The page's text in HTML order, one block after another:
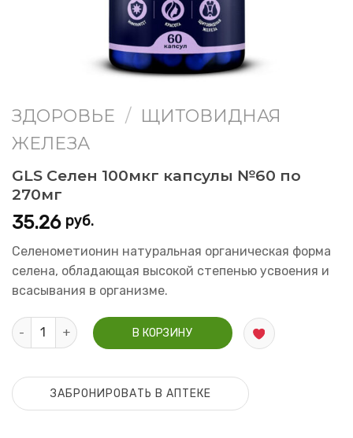
ЗДОРОВЬЕ / ЩИТОВИДНАЯ
ЖЕЛЕЗА
GLS Селен 100мкг капсулы №60 по
270мг
35.26 руб.
Селенометионин натуральная органическая форма
селена, обладающая высокой степенью усвоения и
всасывания в организме.
Количество GLS Селен 100мкг капсулы №60 по 270мг
В КОРЗИНУ
ЗАБРОНИРОВАТЬ В АПТЕКЕ